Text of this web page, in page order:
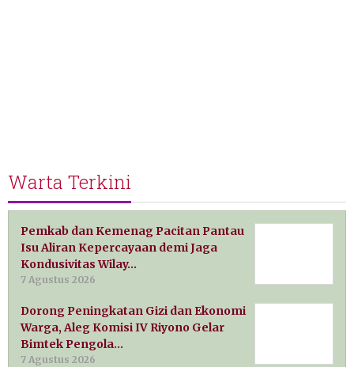
Warta Terkini
Pemkab dan Kemenag Pacitan Pantau
Isu Aliran Kepercayaan demi Jaga
Kondusivitas Wilay…
7 Agustus 2026
Dorong Peningkatan Gizi dan Ekonomi
Warga, Aleg Komisi IV Riyono Gelar
Bimtek Pengola…
7 Agustus 2026